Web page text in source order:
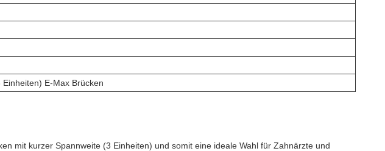
Einheiten) E-Max Brücken
mit kurzer Spannweite (3 Einheiten) und somit eine ideale Wahl für Zahnärzte und